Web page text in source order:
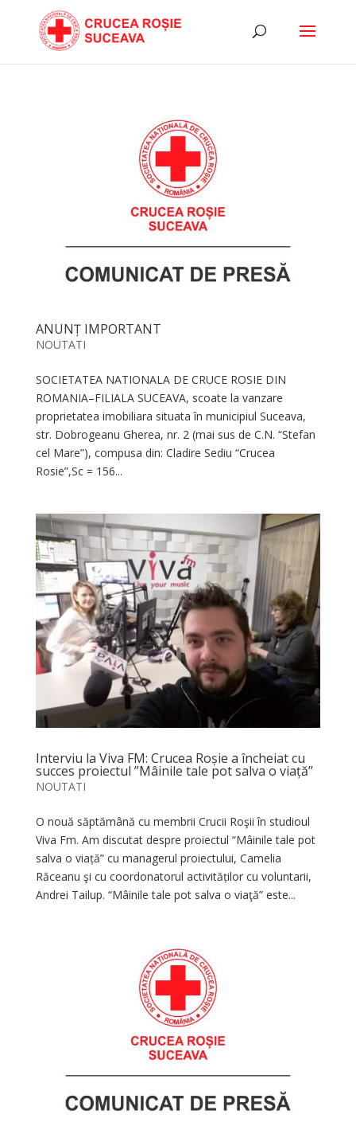
ANUNȚ IMPORTANT
NOUTATI
SOCIETATEA NATIONALA DE CRUCE ROSIE DIN
ROMANIA–FILIALA SUCEAVA, scoate la vanzare
proprietatea imobiliara situata în municipiul Suceava,
str. Dobrogeanu Gherea, nr. 2 (mai sus de C.N. “Stefan
cel Mare”), compusa din: Cladire Sediu “Crucea
Rosie”,Sc = 156...
Interviu la Viva FM: Crucea Roșie a încheiat cu
succes proiectul ”Mâinile tale pot salva o viață”
NOUTATI
O nouă săptămână cu membrii Crucii Roşii în studioul
Viva Fm. Am discutat despre proiectul “Mâinile tale pot
salva o viață” cu managerul proiectului, Camelia
Răceanu şi cu coordonatorul activităților cu voluntarii,
Andrei Tailup. “Mâinile tale pot salva o viaţă” este...